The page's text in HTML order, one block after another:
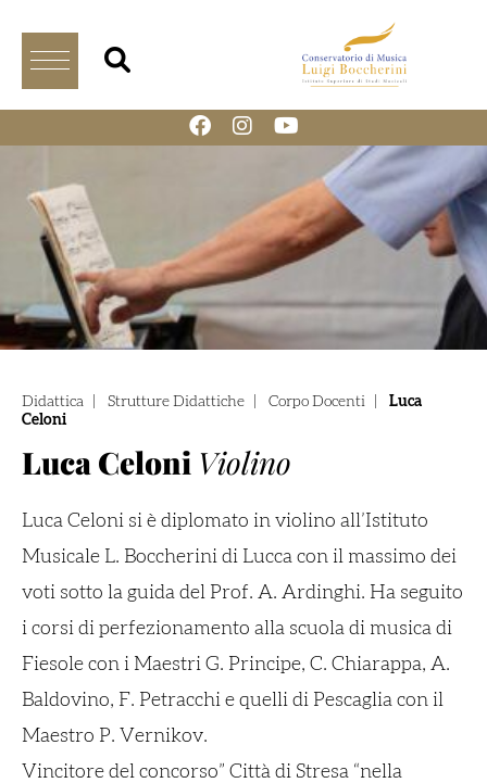
Didattica Strutture Didattiche Corpo Docenti
Luca
Celoni
Luca Celoni Violino
Luca Celoni si è diplomato in violino all’Istituto
Musicale L. Boccherini di Lucca con il massimo dei
voti sotto la guida del Prof. A. Ardinghi. Ha seguito
i corsi di perfezionamento alla scuola di musica di
Fiesole con i Maestri G. Principe, C. Chiarappa, A.
Baldovino, F. Petracchi e quelli di Pescaglia con il
Maestro P. Vernikov.
Vincitore del concorso” Città di Stresa “nella